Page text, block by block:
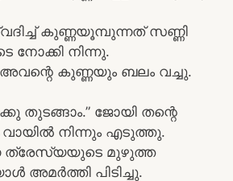
കുണ്ണയൂമ്പുന്നത് സണ്ണി
നിന്നു.
അവന്റെ കുണ്ണയും ബലം വച്ചു.
തുടങ്ങാം.” ജോയി തന്റെ
നിന്നും എടുത്തു.
ത്രേസ്യയുടെ മുഴുത്ത
അമർത്തി പിടിച്ചു.